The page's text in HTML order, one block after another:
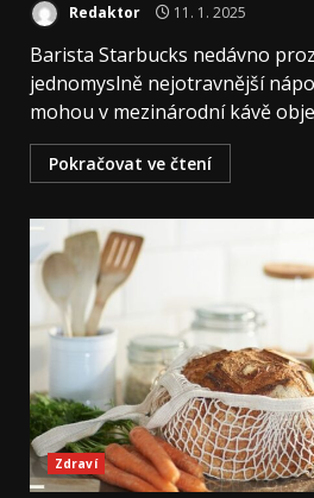
Redaktor 11. 1. 2025
Barista Starbucks nedávno
jednomyslně nejotravnější
mohou v mezinárodní kávě
Pokračovat ve čtení
Zdraví